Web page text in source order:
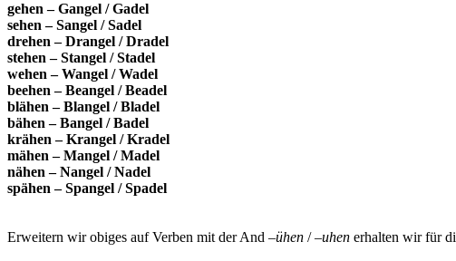
gehen – Gangel / Gadel
sehen – Sangel / Sadel
drehen – Drangel / Dradel
stehen – Stangel / Stadel
wehen – Wangel / Wadel
beehen – Beangel / Beadel
blähen – Blangel / Bladel
bähen – Bangel / Badel
krähen – Krangel / Kradel
mähen – Mangel / Madel
nähen – Nangel / Nadel
spähen – Spangel / Spadel
Erweitern wir obiges auf Verben mit der And –ühen / –uhen erhalten wir für